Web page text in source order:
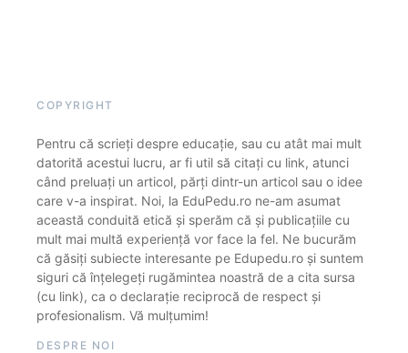
COPYRIGHT
Pentru că scrieți despre educație, sau cu atât mai mult
datorită acestui lucru, ar fi util să citați cu link, atunci
când preluați un articol, părți dintr-un articol sau o idee
care v-a inspirat. Noi, la EduPedu.ro ne-am asumat
această conduită etică și sperăm că și publicațiile cu
mult mai multă experiență vor face la fel. Ne bucurăm
că găsiți subiecte interesante pe Edupedu.ro și suntem
siguri că înțelegeți rugămintea noastră de a cita sursa
(cu link), ca o declarație reciprocă de respect și
profesionalism. Vă mulțumim!
DESPRE NOI